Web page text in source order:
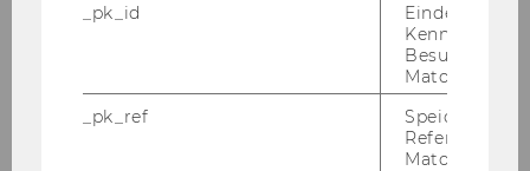
nemeth.andras@kti.hu
_pk_id
Eindeutige
Besuchers
Matomo.
_pk_ref
Speicherung
Referrers
Matomo.